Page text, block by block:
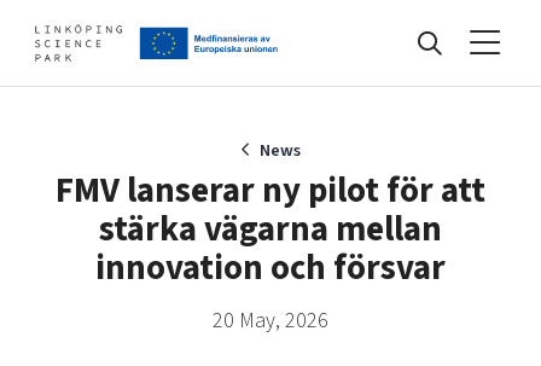
Find your network
Develop your company
News
FMV lanserar ny pilot för att
stärka vägarna mellan
innovation och försvar
20 May, 2026